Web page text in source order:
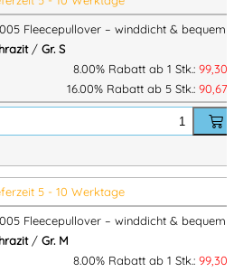
Polyester
, umweltfreundlich
Passform mit elastischen
Saum für optimalen Sitz
am Hals mit Wetterschutzleiste
mit Reißverschluss
Fleecepullover – winddicht & bequem
/ Gr. S
8.00% Rabatt ab 1 Stk.: 99,30
16.00% Rabatt ab 5 Stk.: 90,67
5 - 10 Werktage
Fleecepullover – winddicht & bequem
/ Gr. M
8.00% Rabatt ab 1 Stk.: 99,30